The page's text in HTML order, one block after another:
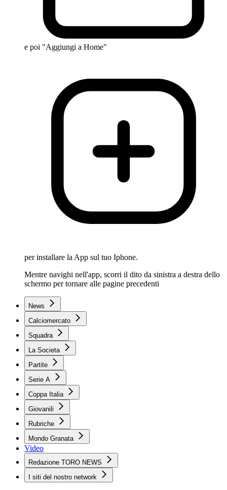
e poi "Aggiungi a Home"
per installare la App sul tuo Iphone.
Mentre navighi nell'app, scorri il dito da sinistra a destra dello
schermo per tornare alle pagine precedenti
News
Calciomercato
Squadra
La Societa
Partite
Serie A
Coppa Italia
Giovanili
Rubriche
Mondo Granata
Video
Redazione TORO NEWS
I siti del nostro network